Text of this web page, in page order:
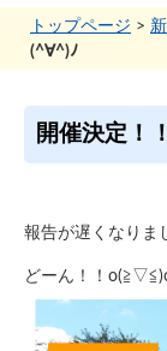
トップページ >
(^∀^)ﾉ
開催決定！
報告が遅くなりま
どーん！！